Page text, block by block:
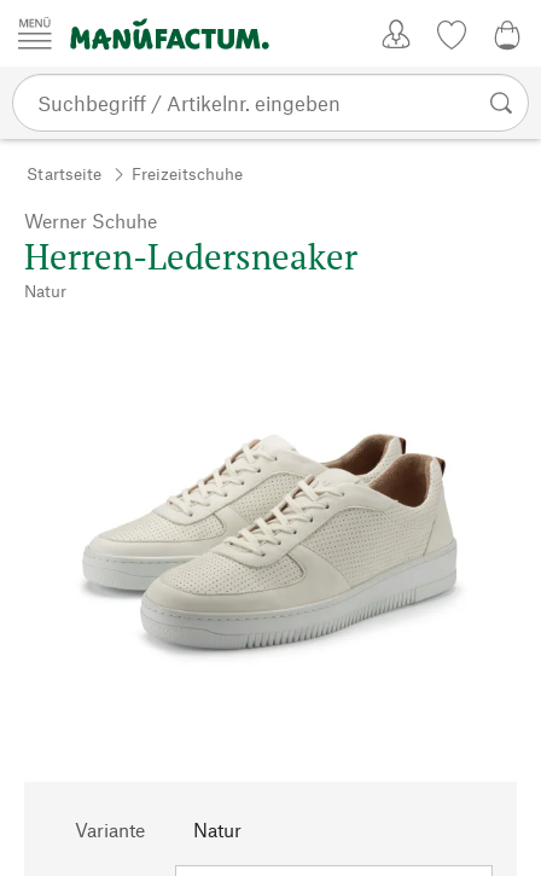
Zum Inhalt springen
Startseite Freizeitschuhe
Werner Schuhe
Herren-Ledersneaker
Natur
Variante Natur